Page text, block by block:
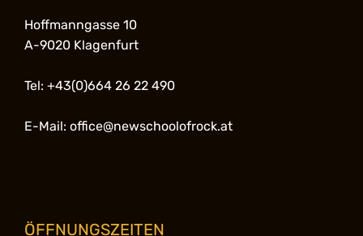
Hoffmanngasse 10
A-9020 Klagenfurt
Tel: +43(0)664 26 22 490
E-Mail: office@newschoolofrock.at
ÖFFNUNGSZEITEN